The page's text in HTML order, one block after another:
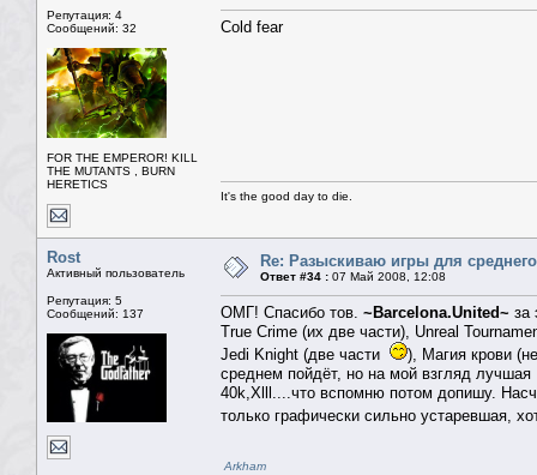
Репутация: 4
Сообщений: 32
FOR THE EMPEROR! KILL
THE MUTANTS , BURN
HERETICS
Cold fear
It's the good day to die.
Rost
Активный пользователь
Репутация: 5
Сообщений: 137
Re: Разыскиваю игры для
Ответ #34 : 07 Май 2008, 12:08
ОМГ! Спасибо тов. ~Barcelona.United~ за
True Crime (их две части), Unreal
Jedi Knight (две части
), Магия крови
среднем пойдёт, но на мой взгляд
40k,Xlll....что вспомню потом допишу.
только графически сильно устаревшая,
Arkham